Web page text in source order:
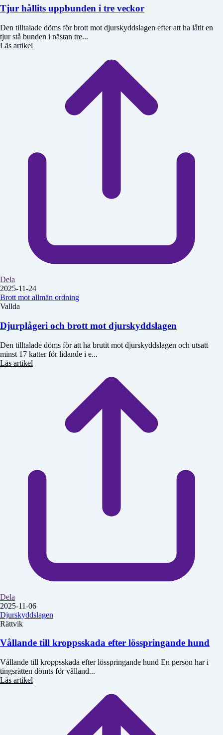
Tjur hållits uppbunden i tre veckor
Den tilltalade döms för brott mot djurskyddslagen efter att ha låtit en
tjur stå bunden i nästan tre...
Läs artikel
Dela
2025-11-24
Brott mot allmän ordning
Vallda
Djurplågeri och brott mot djurskyddslagen
Den tilltalade döms för att ha brutit mot djurskyddslagen och utsatt
minst 17 katter för lidande i e...
Läs artikel
Dela
2025-11-06
Djurskyddslagen
Rättvik
Vållande till kroppsskada efter lösspringande hund
Vållande till kroppsskada efter lösspringande hund En person har i
tingsrätten dömts för vålland...
Läs artikel